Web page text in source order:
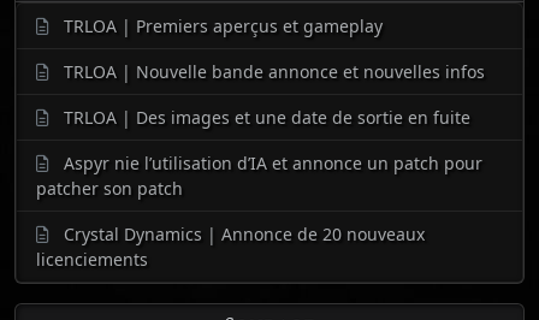
TRLOA | Premiers aperçus et gameplay
TRLOA | Nouvelle bande annonce et nouvelles infos
TRLOA | Des images et une date de sortie en fuite
Aspyr nie l’utilisation d’IA et annonce un patch pour
patcher son patch
Crystal Dynamics | Annonce de 20 nouveaux
licenciements